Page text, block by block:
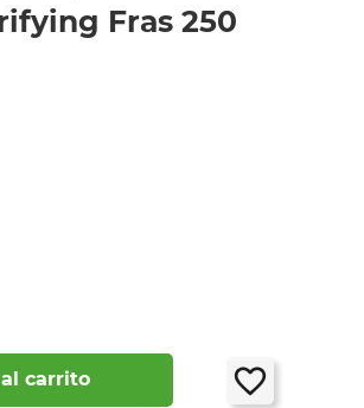
Fras 250
carrito